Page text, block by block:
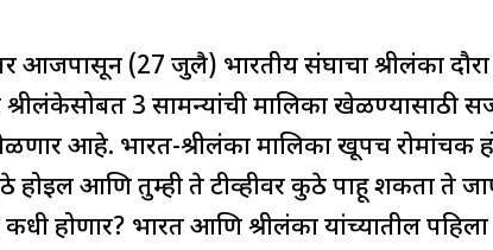
आजपासून (27 जुलै) भारतीय संघाचा श्रीलंका
3 सामन्यांची मालिका खेळण्यासाठी
आहे. भारत-श्रीलंका मालिका खूपच रोमांचक
होईल आणि तुम्ही ते टीव्हीवर कुठे पाहू शकता ते
होणार? भारत आणि श्रीलंका यांच्यातील